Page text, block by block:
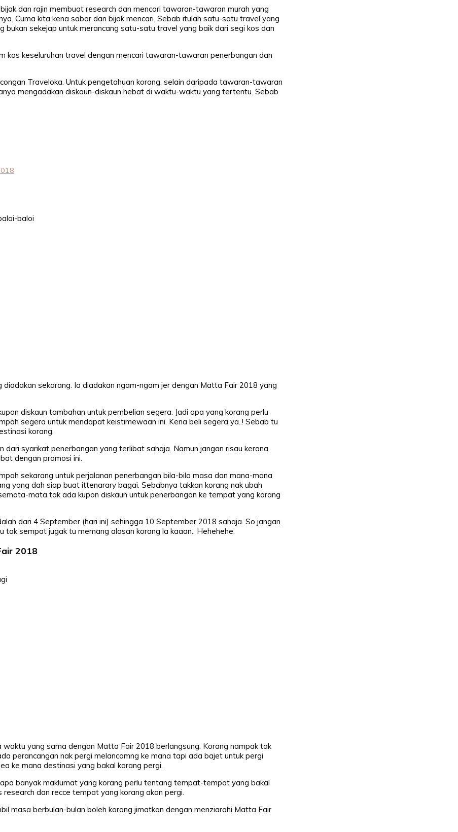
dan rajin membuat research dan mencari tawaran-tawaran murah yang
Cuma kita kena sabar dan bijak mencari. Sebab itulah satu-satu travel yang
bukan sekejap untuk merancang satu-satu travel yang baik dari segi kos dan
kos keseluruhan travel dengan mencari tawaran-tawaran penerbangan dan
Traveloka. Untuk pengetahuan korang, selain daripada tawaran-tawaran
mengadakan diskaun-diskaun hebat di waktu-waktu yang tertentu. Sebab
baloi
sekarang. Ia diadakan ngam-ngam jer dengan Matta Fair 2018 yang
diskaun tambahan untuk pembelian segera. Jadi apa yang korang perlu
segera untuk mendapat keistimewaan ini. Kena beli segera ya..! Sebab tu
korang.
syarikat penerbangan yang terlibat sahaja. Namun jangan risau kerana
dengan promosi ini.
sekarang untuk perjalanan penerbangan bila-bila masa dan mana-mana
yang dah siap buat ittenarary bagai. Sebabnya takkan korang nak ubah
mata tak ada kupon diskaun untuk penerbangan ke tempat yang korang
dari 4 September (hari ini) sehingga 10 September 2018 sahaja. So jangan
sempat jugak tu memang alasan korang la kaaan.. Hehehehe.
2018
waktu yang sama dengan Matta Fair 2018 berlangsung. Korang nampak tak
perancangan nak pergi melancomng ke mana tapi ada bajet untuk pergi
ke mana destinasi yang bakal korang pergi.
banyak maklumat yang korang perlu tentang tempat-tempat yang bakal
dan recce tempat yang korang akan pergi.
masa berbulan-bulan boleh korang jimatkan dengan menziarahi Matta Fair